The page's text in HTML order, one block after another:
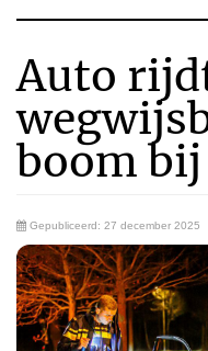
Auto
boom bij
Gepubliceerd: 27 december 2025